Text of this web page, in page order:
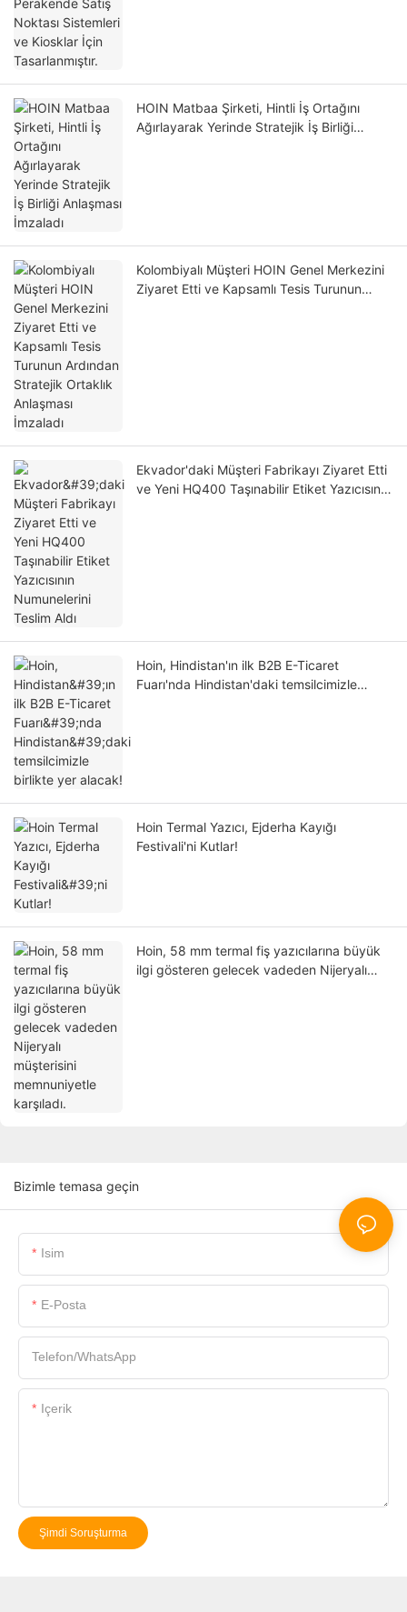
HOIN Matbaa Şirketi, Hintli İş Ortağını
Ağırlayarak Yerinde Stratejik İş Birliği
Kolombiyalı Müşteri HOIN Genel Merkezini
Ziyaret Etti ve Kapsamlı Tesis Turunun
Ekvador'daki Müşteri Fabrikayı Ziyaret Etti
ve Yeni HQ400 Taşınabilir Etiket Yazıcısının
Hoin, Hindistan'ın ilk B2B E-Ticaret
Fuarı'nda Hindistan'daki temsilcimizle
Hoin Termal Yazıcı, Ejderha Kayığı
Festivali'ni Kutlar!
Hoin, 58 mm termal fiş yazıcılarına büyük
ilgi gösteren gelecek vadeden Nijeryalı
Bizimle temasa geçin
Isim
E-Posta
Telefon/WhatsApp
Içerik
Şimdi Soruşturma